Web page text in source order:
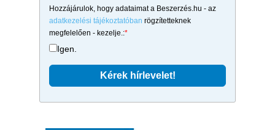
Hozzájárulok, hogy adataimat a Beszerzés.hu - az
adatkezelési tájékoztatóban rögzítetteknek
megfelelően - kezelje.:*
Igen.